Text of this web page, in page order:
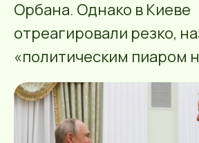
Орбана. Однако в Киеве
отреагировали резко,
«политическим пиаром